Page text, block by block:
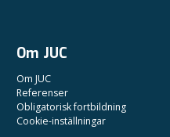
Om JUC
Om JUC
Referenser
Obligatorisk fortbildning
Cookie-inställningar